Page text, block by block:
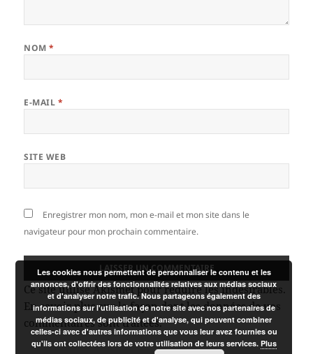
NOM*
E-MAIL *
SITE WEB
Enregistrer mon nom, mon e-mail et mon site dans le
navigateur pour mon prochain commentaire.
Ce site utilise Akismet pour réduire les indésirables.
En savoir plus sur la façon dont les données de vos
commentaires sont traitées.
Les cookies nous permettent de personnaliser le contenu et les
annonces, d'offrir des fonctionnalités relatives aux médias sociaux
et d'analyser notre trafic. Nous partageons également des
informations sur l'utilisation de notre site avec nos partenaires de
médias sociaux, de publicité et d'analyse, qui peuvent combiner
celles-ci avec d'autres informations que vous leur avez fournies ou
qu'ils ont collectées lors de votre utilisation de leurs services. Plus